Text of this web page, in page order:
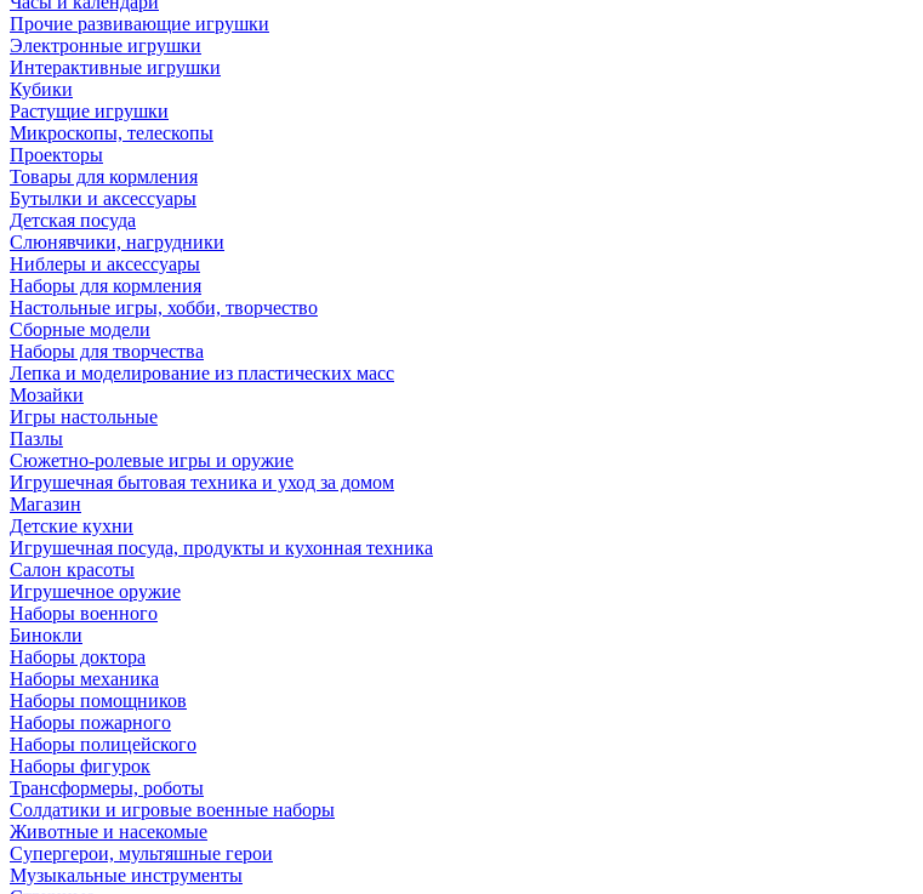
Прочие развивающие игрушки
Электронные игрушки
Интерактивные игрушки
Кубики
Растущие игрушки
Микроскопы, телескопы
Проекторы
Товары для кормления
Бутылки и аксессуары
Детская посуда
Слюнявчики, нагрудники
Ниблеры и аксессуары
Наборы для кормления
Настольные игры, хобби, творчество
Сборные модели
Наборы для творчества
Лепка и моделирование из пластических масс
Мозайки
Игры настольные
Пазлы
Сюжетно-ролевые игры и оружие
Игрушечная бытовая техника и уход за домом
Магазин
Детские кухни
Игрушечная посуда, продукты и кухонная техника
Салон красоты
Игрушечное оружие
Наборы военного
Бинокли
Наборы доктора
Наборы механика
Наборы помощников
Наборы пожарного
Наборы полицейского
Наборы фигурок
Трансформеры, роботы
Солдатики и игровые военные наборы
Животные и насекомые
Супергерои, мультяшные герои
Музыкальные инструменты